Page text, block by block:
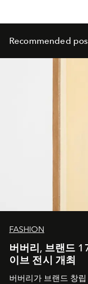
Recommended
FASHION
버버리, 브랜드
이브 전시 개최
버버리가 브랜드 창